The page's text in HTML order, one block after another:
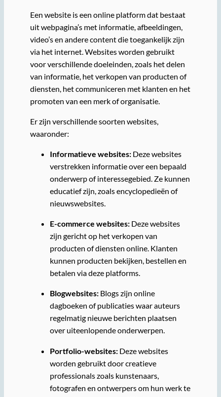
Een website is een online platform dat bestaat
uit webpagina’s met informatie, afbeeldingen,
video’s en andere content die toegankelijk zijn
via het internet. Websites worden gebruikt
voor verschillende doeleinden, zoals het delen
van informatie, het verkopen van producten of
diensten, het communiceren met klanten en het
promoten van een merk of organisatie.
Er zijn verschillende soorten websites,
waaronder:
Informatieve websites:Deze websites
verstrekken informatie over een bepaald
onderwerp of interessegebied. Ze kunnen
educatief zijn, zoals encyclopedieën of
nieuwswebsites.
E-commerce websites:Deze websites
zijn gericht op het verkopen van
producten of diensten online. Klanten
kunnen producten bekijken, bestellen en
betalen via deze platforms.
Blogwebsites:Blogs zijn online
dagboeken of publicaties waar auteurs
regelmatig nieuwe berichten plaatsen
over uiteenlopende onderwerpen.
Portfolio-websites:Deze websites
worden gebruikt door creatieve
professionals zoals kunstenaars,
fotografen en ontwerpers om hun werk te